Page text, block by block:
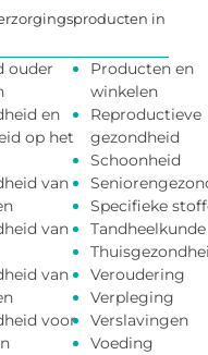
in
ouder
en
op het
van
van
van
voor
Producten en
winkelen
Reproductieve
gezondheid
Schoonheid
Specifieke
Tandheelkunde
Veroudering
Verpleging
Verslavingen
Voeding